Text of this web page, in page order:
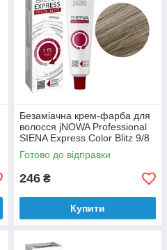
Безаміачна крем-фарба для
волосся jNOWA Professional
SIENA Express Color Blitz 9/8
60 мл
Готово до відправки
246 ₴
Купити